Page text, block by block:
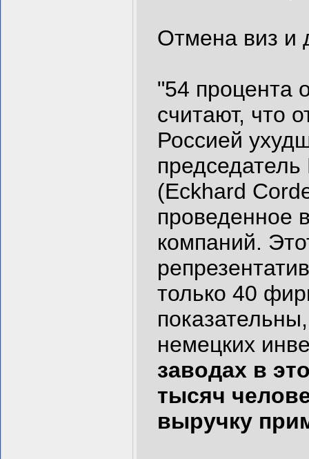
Отмена виз и
"54 процента
считают, что
Россией
(Eckhard
проведенное
компаний.
только 40
немецких
заводах в
тысяч
выручку